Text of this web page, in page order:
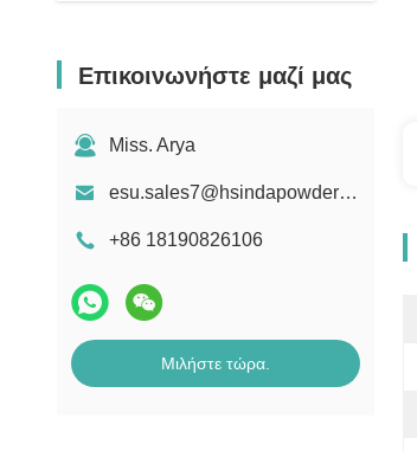
Επικοινωνήστε μαζί μας
Miss. Arya
esu.sales7@hsindapowdercoating.com
+86 18190826106
Μιλήστε τώρα.